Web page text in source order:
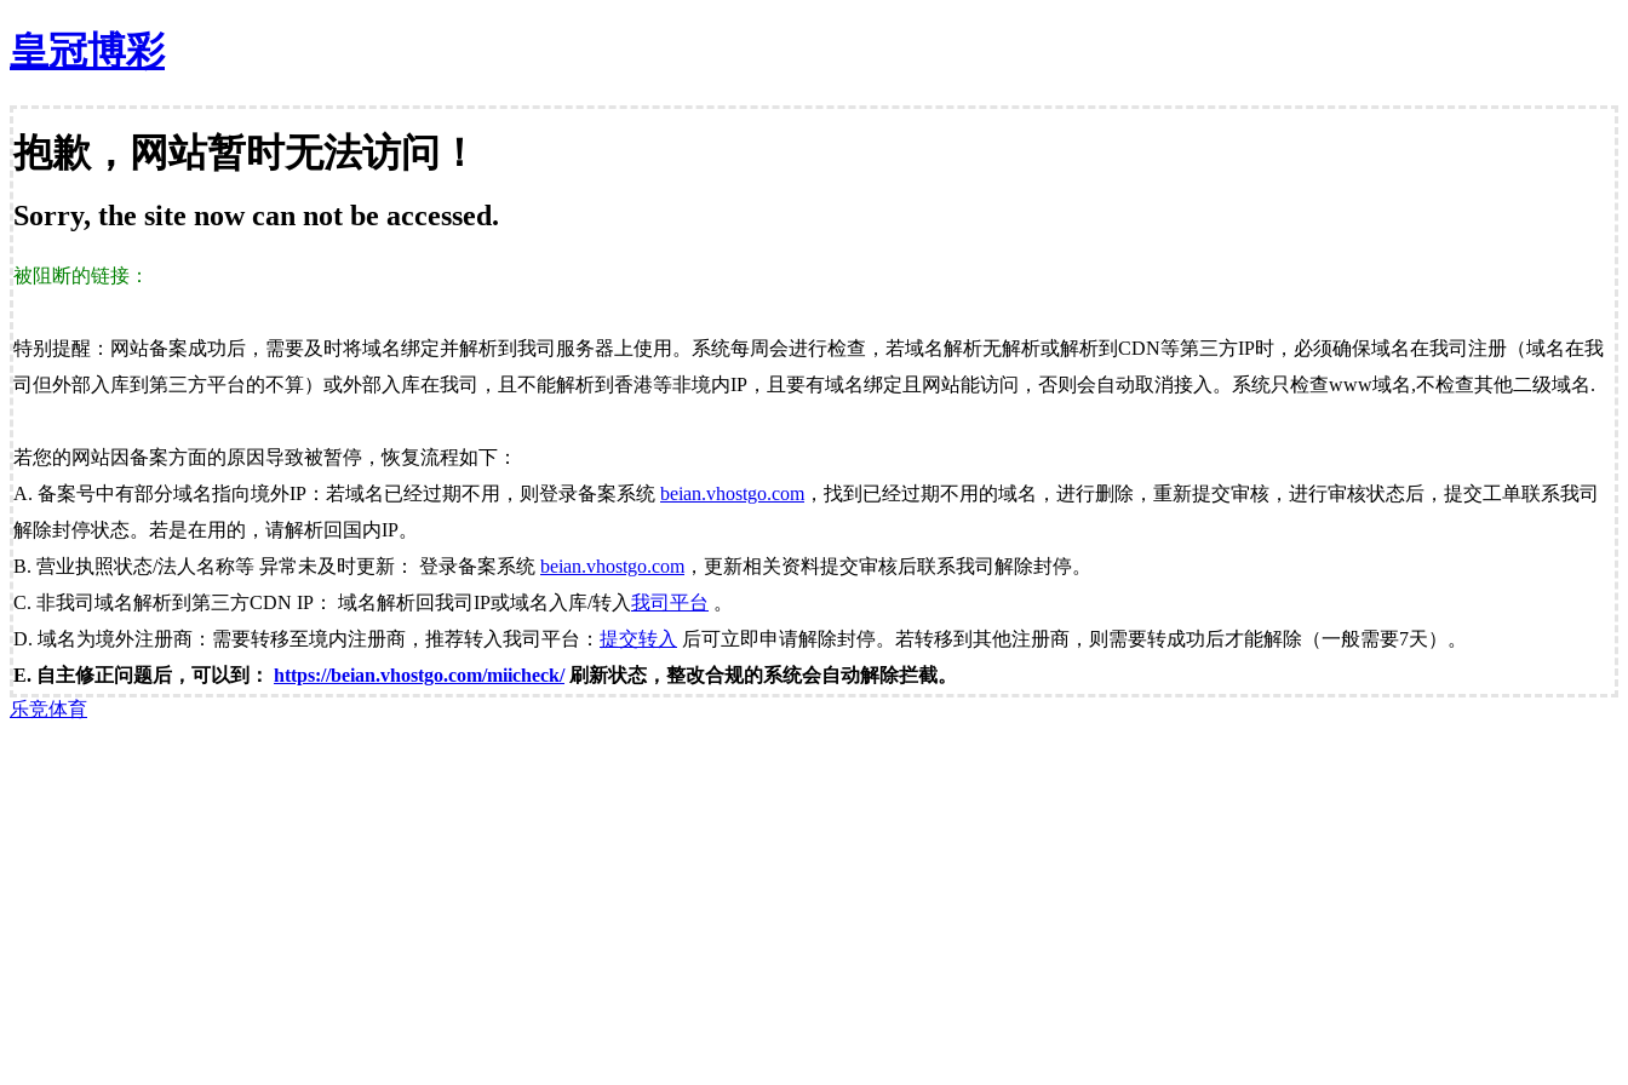
皇冠博彩
抱歉，网站暂时无法访问！
Sorry, the site now can not be accessed.
被阻断的链接：
特别提醒：网站备案成功后，需要及时将域名绑定并解析到我司服务器上使用。系统每周会进行检查，若域名解析无解析或解析到CDN等第三方IP时，必须确保域名在我司注册（域名在我
司但外部入库到第三方平台的不算）或外部入库在我司，且不能解析到香港等非境内IP，且要有域名绑定且网站能访问，否则会自动取消接入。系统只检查www域名,不检查其他二级域名.
若您的网站因备案方面的原因导致被暂停，恢复流程如下：
A. 备案号中有部分域名指向境外IP：若域名已经过期不用，则登录备案系统 beian.vhostgo.com ，找到已经过期不用的域名，进行删除，重新提交审核，进行审核状态后，提交工单联系我司
解除封停状态。若是在用的，请解析回国内IP。
B. 营业执照状态/法人名称等 异常未及时更新： 登录备案系统 beian.vhostgo.com ，更新相关资料提交审核后联系我司解除封停。
C. 非我司域名解析到第三方CDN IP： 域名解析回我司IP或域名入库/转入我司平台 。
D. 域名为境外注册商：需要转移至境内注册商，推荐转入我司平台： 提交转入 后可立即申请解除封停。若转移到其他注册商，则需要转成功后才能解除（一般需要7天）。
E. 自主修正问题后，可以到： https://beian.vhostgo.com/miicheck/刷新状态，整改合规的系统会自动解除拦截。
乐竞体育